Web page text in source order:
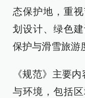
态保护地，重
划设计、绿色
保护与滑雪旅游
《规范》主要
与环境，包括